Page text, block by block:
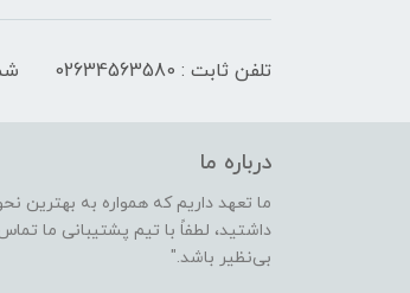
تلفن ثابت : 02634563580
درباره ما
ما تعهد داریم که همواره به بهترین
داشتید، لطفاً با تیم پشتیبانی ما
بی‌نظیر باشد."